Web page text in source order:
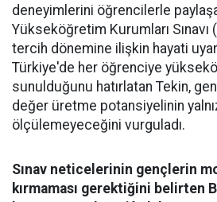
deneyimlerini öğrencilerle
Yükseköğretim Kurumları
tercih dönemine ilişkin hayati
Türkiye'de her öğrenciye
sunulduğunu hatırlatan Tekin,
değer üretme potansiyelinin
ölçülemeyeceğini vurguladı.
Sınav neticelerinin gençlerin
kırmaması gerektiğini belirten